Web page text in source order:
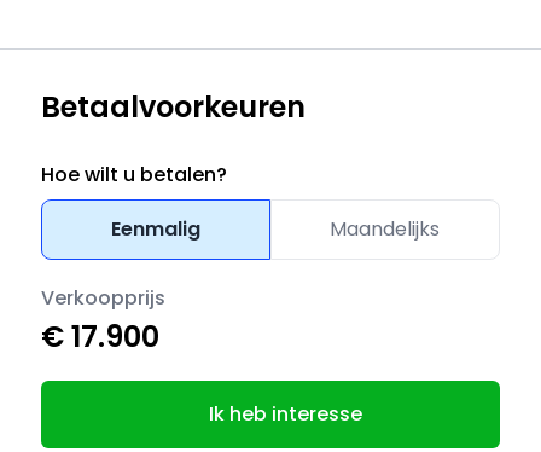
Betaalvoorkeuren
Hoe wilt u betalen?
Eenmalig
Maandelijks
Verkoopprijs
€ 17.900
Ik heb interesse